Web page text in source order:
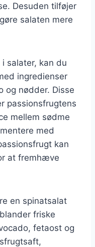
Desuden tilføjer
salaten mere
salater, kan du
ingredienser
og nødder. Disse
passionsfrugtens
mellem sødme
med
kan
at fremhæve
en spinatsalat
friske
fetaost og